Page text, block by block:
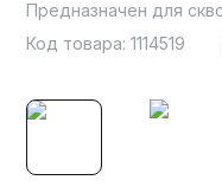
Код товара: 1114519